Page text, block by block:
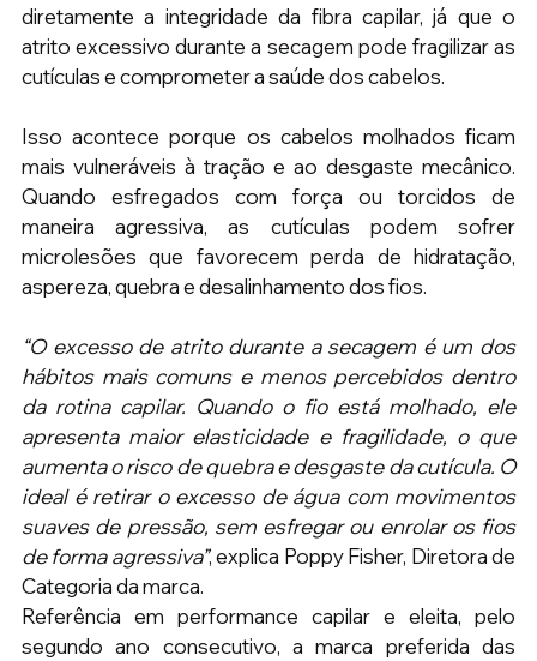
diretamente a integridade da fibra capilar, já que o
atrito excessivo durante a secagem pode fragilizar as
cutículas e comprometer a saúde dos cabelos.
Isso acontece porque os cabelos molhados ficam
mais vulneráveis à tração e ao desgaste mecânico.
Quando esfregados com força ou torcidos de
maneira agressiva, as cutículas podem sofrer
microlesões que favorecem perda de hidratação,
aspereza, quebra e desalinhamento dos fios.
“O excesso de atrito durante a secagem é um dos
hábitos mais comuns e menos percebidos dentro
da rotina capilar. Quando o fio está molhado, ele
apresenta maior elasticidade e fragilidade, o que
aumenta o risco de quebra e desgaste da cutícula. O
ideal é retirar o excesso de água com movimentos
suaves de pressão, sem esfregar ou enrolar os fios
de forma agressiva”, explica Poppy Fisher, Diretora de
Categoria da marca.
Referência em performance capilar e eleita, pelo
segundo ano consecutivo, a marca preferida das